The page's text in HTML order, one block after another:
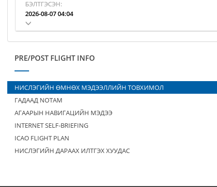
БЭЛТГЭСЭН:
2026-08-07 04:04
PRE/POST FLIGHT INFO
НИСЛЭГИЙН ӨМНӨХ МЭДЭЭЛЛИЙН ТОВХИМОЛ
ГАДААД NOTAM
АГААРЫН НАВИГАЦИЙН МЭДЭЭ
INTERNET SELF-BRIEFING
ICAO FLIGHT PLAN
НИСЛЭГИЙН ДАРААХ ИЛТГЭХ ХУУДАС